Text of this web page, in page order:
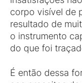
corpo visível de
resultado de
o instrumento
do que foi
É então dessa